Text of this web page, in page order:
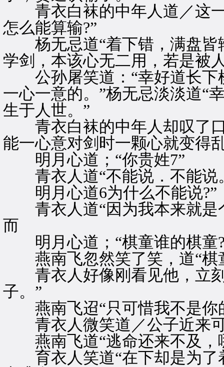
青衣白袜的中年人道／这一
怎么能算输?”
杨无忌道“着下错，满盘皆
学剑，本该心无二用，若是被
公孙屠笑道：“幸好道长下
一心一意的。”杨无忌淡淡道“
生于人世。”
青衣白袜的中年人却叹了口
能一心意对剑时一颗心就变得
明月心道；“你贵姓7”
青衣人道“不能说．不能说
明月心道6为什么不能说?”
青衣人道“因为我本来就是
而
明月心道；“棋童谁的棋童
燕南飞忽然笑了笑，道“棋
青衣人好像刚看见他，立刻
子。”
燕南飞迢“只可惜我不是你
青衣人微笑道／公子近来可
燕南飞道“逃命还来不及，
育衣人笑道“在下却是为了